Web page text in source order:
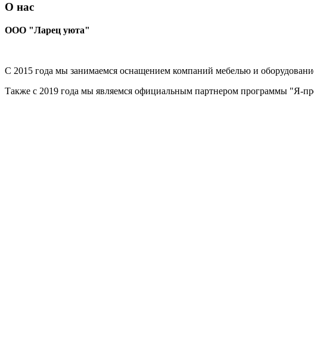
О нас
ООО "Ларец уюта"
С 2015 года мы занимаемся оснащением компаний мебелью и
Также с 2019 года мы являемся официальным партнером программы "Я-